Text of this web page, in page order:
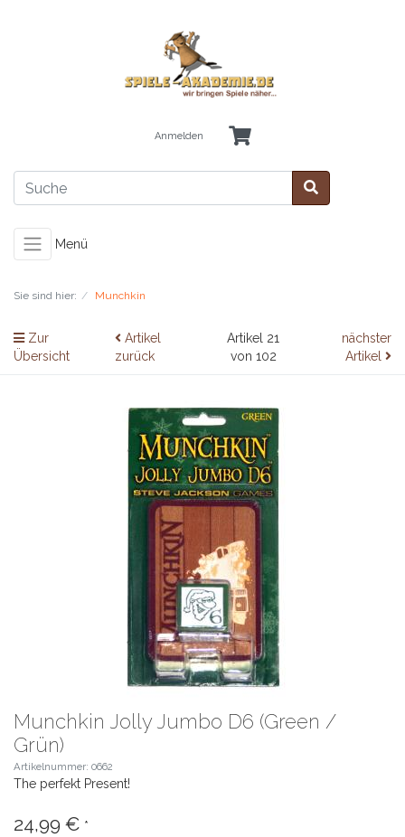
Anmelden
Menü
Sie sind hier: Munchkin
Zur
Übersicht
Artikel
zurück
Artikel 21
von 102
nächster
Artikel
Munchkin Jolly Jumbo D6 (Green /
Grün)
Artikelnummer: 0662
The perfekt Present!
24,99 € *